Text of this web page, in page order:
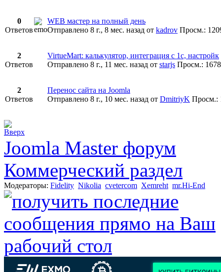
0
Ответов
WEB мастер на полный день
Отправлено 8 г., 8 мес. назад от kadrov Просм.:
2
Ответов
VirtueMart: калькулятор, интеграция с 1с, настройк
Отправлено 8 г., 11 мес. назад от starjs Просм.: 1678
2
Ответов
Перенос сайта на Joomla
Отправлено 8 г., 10 мес. назад от DmitriyK Просм.:
Joomla Master форум
Коммерческий раздел
Модераторы: Fidelity Nikolia cvetercom Xemreht mr.Hi-End